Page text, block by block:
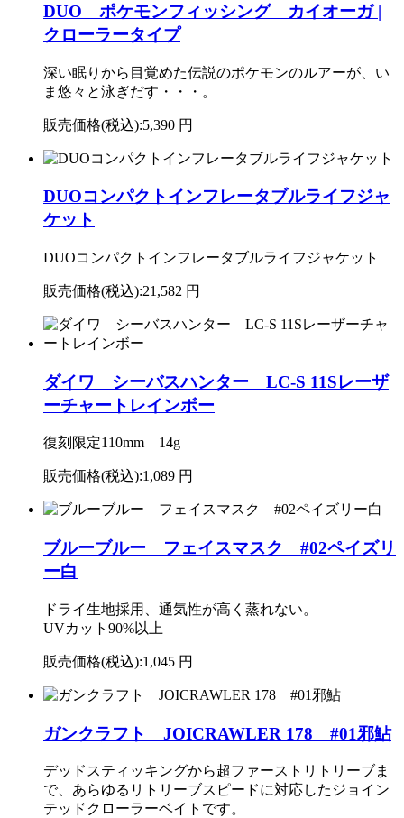
DUO ポケモンフィッシング カイオーガ |
クローラータイプ
深い眠りから目覚めた伝説のポケモンのルアーが、い
ま悠々と泳ぎだす・・・。
販売価格(税込):5,390 円
DUOコンパクトインフレータブルライフジャ
ケット
DUOコンパクトインフレータブルライフジャケット
販売価格(税込):21,582 円
ダイワ シーバスハンター LC-S 11Sレーザ
ーチャートレインボー
復刻限定110mm 14g
販売価格(税込):1,089 円
ブルーブルー フェイスマスク #02ペイズリ
ー白
ドライ生地採用、通気性が高く蒸れない。
UVカット90%以上
販売価格(税込):1,045 円
ガンクラフト JOICRAWLER 178 #01邪鮎
デッドスティッキングから超ファーストリトリーブま
で、あらゆるリトリーブスピードに対応したジョイン
テッドクローラーベイトです。